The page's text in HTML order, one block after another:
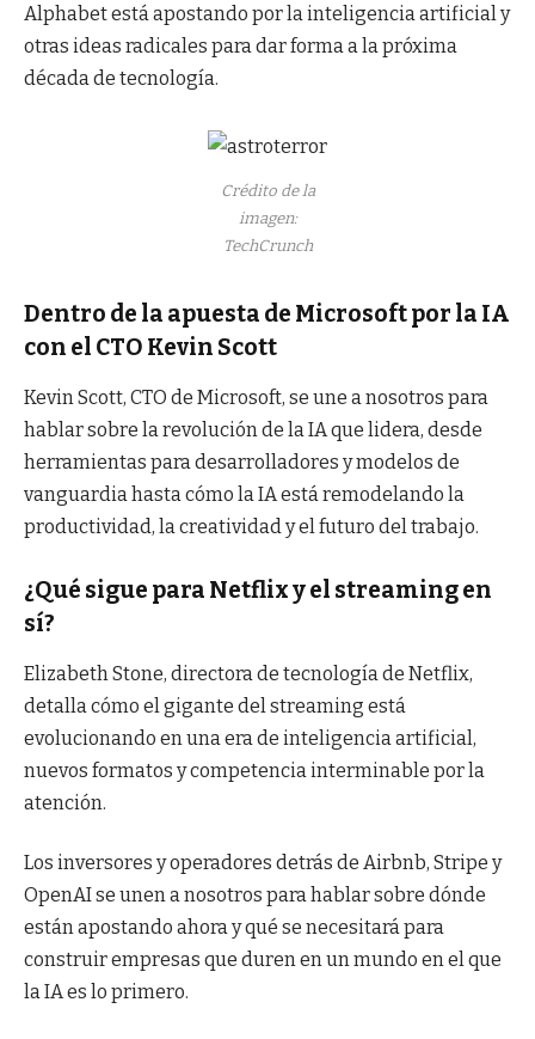
Alphabet está apostando por la inteligencia artificial y
otras ideas radicales para dar forma a la próxima
década de tecnología.
Crédito de la
imagen:
TechCrunch
Dentro de la apuesta de Microsoft por la IA
con el CTO Kevin Scott
Kevin Scott, CTO de Microsoft, se une a nosotros para
hablar sobre la revolución de la IA que lidera, desde
herramientas para desarrolladores y modelos de
vanguardia hasta cómo la IA está remodelando la
productividad, la creatividad y el futuro del trabajo.
¿Qué sigue para Netflix y el streaming en
sí?
Elizabeth Stone, directora de tecnología de Netflix,
detalla cómo el gigante del streaming está
evolucionando en una era de inteligencia artificial,
nuevos formatos y competencia interminable por la
atención.
Los inversores y operadores detrás de Airbnb, Stripe y
OpenAI se unen a nosotros para hablar sobre dónde
están apostando ahora y qué se necesitará para
construir empresas que duren en un mundo en el que
la IA es lo primero.